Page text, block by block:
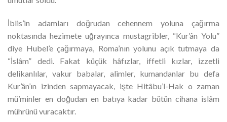
İblis’in adamları doğrudan cehennem yoluna çağırma
noktasında hezimete uğrayınca mustagribler, “Kur’ân Yolu”
diye Hubel’e çağırmaya, Roma’nın yolunu açık tutmaya da
“İslâm” dedi. Fakat küçük hâfızlar, iffetli kızlar, izzetli
delikanlılar, vakur babalar, alimler, kumandanlar bu defa
Kur’ân’ın izinden sapmayacak, işte Hitâbu’l-Hak o zaman
mü’minler en doğudan en batıya kadar bütün cihana islâm
mührünü vuracaktır.